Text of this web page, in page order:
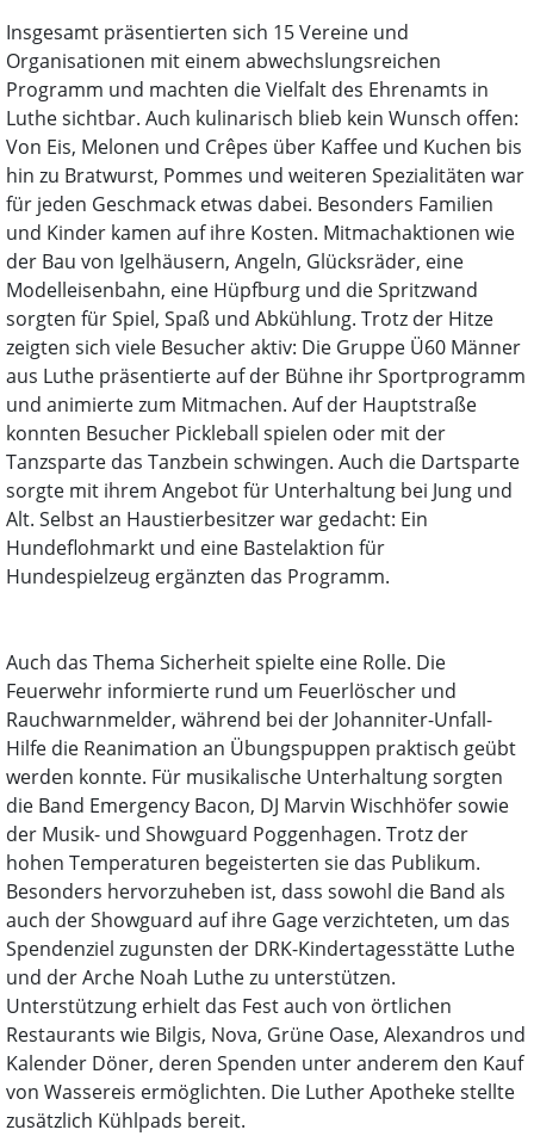
Insgesamt präsentierten sich 15 Vereine und
Organisationen mit einem abwechslungsreichen
Programm und machten die Vielfalt des Ehrenamts in
Luthe sichtbar. Auch kulinarisch blieb kein Wunsch offen:
Von Eis, Melonen und Crêpes über Kaffee und Kuchen bis
hin zu Bratwurst, Pommes und weiteren Spezialitäten war
für jeden Geschmack etwas dabei. Besonders Familien
und Kinder kamen auf ihre Kosten. Mitmachaktionen wie
der Bau von Igelhäusern, Angeln, Glücksräder, eine
Modelleisenbahn, eine Hüpfburg und die Spritzwand
sorgten für Spiel, Spaß und Abkühlung. Trotz der Hitze
zeigten sich viele Besucher aktiv: Die Gruppe Ü60 Männer
aus Luthe präsentierte auf der Bühne ihr Sportprogramm
und animierte zum Mitmachen. Auf der Hauptstraße
konnten Besucher Pickleball spielen oder mit der
Tanzsparte das Tanzbein schwingen. Auch die Dartsparte
sorgte mit ihrem Angebot für Unterhaltung bei Jung und
Alt. Selbst an Haustierbesitzer war gedacht: Ein
Hundeflohmarkt und eine Bastelaktion für
Hundespielzeug ergänzten das Programm.
Auch das Thema Sicherheit spielte eine Rolle. Die
Feuerwehr informierte rund um Feuerlöscher und
Rauchwarnmelder, während bei der Johanniter-Unfall-
Hilfe die Reanimation an Übungspuppen praktisch geübt
werden konnte. Für musikalische Unterhaltung sorgten
die Band Emergency Bacon, DJ Marvin Wischhöfer sowie
der Musik- und Showguard Poggenhagen. Trotz der
hohen Temperaturen begeisterten sie das Publikum.
Besonders hervorzuheben ist, dass sowohl die Band als
auch der Showguard auf ihre Gage verzichteten, um das
Spendenziel zugunsten der DRK-Kindertagesstätte Luthe
und der Arche Noah Luthe zu unterstützen.
Unterstützung erhielt das Fest auch von örtlichen
Restaurants wie Bilgis, Nova, Grüne Oase, Alexandros und
Kalender Döner, deren Spenden unter anderem den Kauf
von Wassereis ermöglichten. Die Luther Apotheke stellte
zusätzlich Kühlpads bereit.